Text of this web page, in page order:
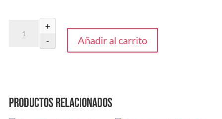
-
+
Añadir al carrito
Productos relacionados